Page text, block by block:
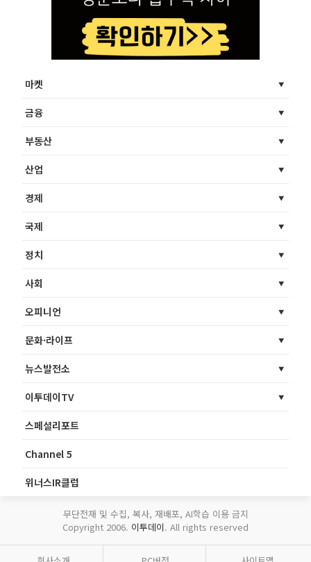
마켓
금융
부동산
산업
경제
국제
정치
사회
오피니언
문화·라이프
뉴스발전소
이투데이TV
스페셜리포트
Channel 5
위너스IR클럽
무단전재 및 수집, 복사, 재배포, AI학습 이용 금지
Copyright 2006. 이투데이. All rights reserved